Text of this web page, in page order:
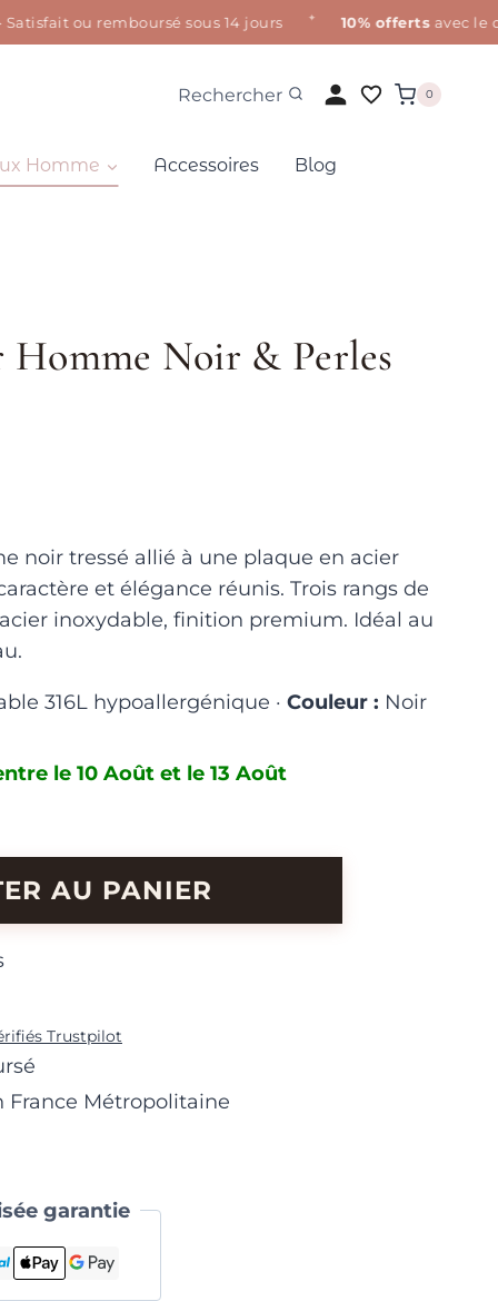
ou remboursé sous 14 jours 10% offertsavec le code
Rechercher 0
Homme Accessoires Blog
Homme Noir & Perles
noir tressé allié à une plaque en acier
et élégance réunis. Trois rangs de
inoxydable, finition premium. Idéal au
316L hypoallergénique · Couleur : Noir
le 10 Août et le 13 Août
AU PANIER
Trustpilot
France Métropolitaine
garantie